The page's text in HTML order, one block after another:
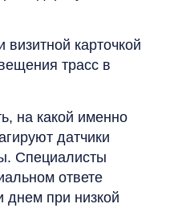
карточкой
трасс в
на какой именно
датчики
Специалисты
ответе
днем при низкой